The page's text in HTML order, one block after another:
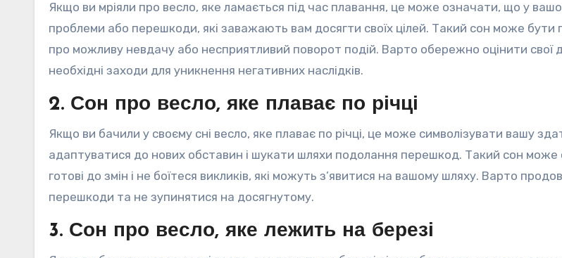
Якщо ви мріяли про весло, яке ламається під час плавання, це може означати, що у
проблеми або перешкоди, які заважають вам досягти своїх цілей. Такий сон може
про можливу невдачу або несприятливий поворот подій. Варто обережно оцінити свої
необхідні заходи для уникнення негативних наслідків.
2. Сон про весло, яке плаває по річці
Якщо ви бачили у своєму сні весло, яке плаває по річці, це може символізувати вашу
адаптуватися до нових обставин і шукати шляхи подолання перешкод. Такий сон
готові до змін і не боїтеся викликів, які можуть з’явитися на вашому шляху. Варто
перешкоди та не зупинятися на досягнутому.
3. Сон про весло, яке лежить на березі